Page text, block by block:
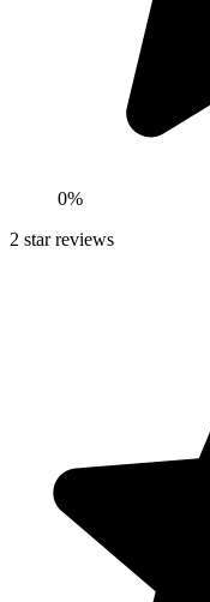
0%
2 star reviews